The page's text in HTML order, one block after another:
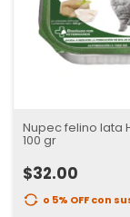
Nupec felino lata
100 gr
$32.00
o 5% OFFcon